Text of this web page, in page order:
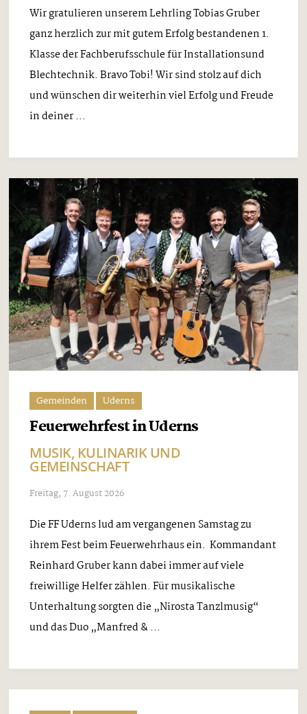
Wir gratulieren unserem Lehrling Tobias Gruber
ganz herzlich zur mit gutem Erfolg bestandenen 1.
Klasse der Fachberufsschule für Installationsund
Blechtechnik. Bravo Tobi! Wir sind stolz auf dich
und wünschen dir weiterhin viel Erfolg und Freude
in deiner ...
Gemeinden Uderns
Feuerwehrfest in Uderns
MUSIK, KULINARIK UND
GEMEINSCHAFT
Freitag, 7. August 2026
Die FF Uderns lud am vergangenen Samstag zu
ihrem Fest beim Feuerwehrhaus ein. Kommandant
Reinhard Gruber kann dabei immer auf viele
freiwillige Helfer zählen. Für musikalische
Unterhaltung sorgten die „Nirosta Tanzlmusig“
und das Duo „Manfred & ...